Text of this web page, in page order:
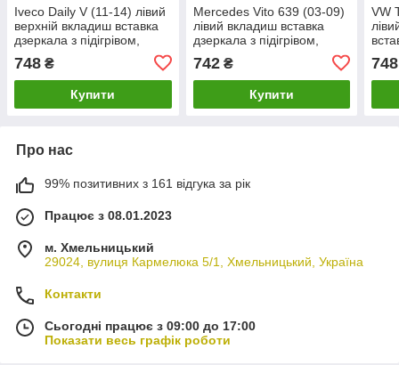
Iveco Daily V (11-14) лівий
верхній вкладиш вставка
дзеркала з підігрівом,
748 ₴
Купити
Mercedes Vito 639 (03-09)
лівий вкладиш вставка
дзеркала з підігрівом,
742₴
Купити
VW
748
Про нас
99% позитивних з 161 відгука за рік
Працює з 08.01.2023
м. Хмельницький
29024, вулиця Кармелюка 5/1, Хмельницький, Україна
Контакти
Сьогодні працює з 09:00 до 17:00
Показати весь графік роботи